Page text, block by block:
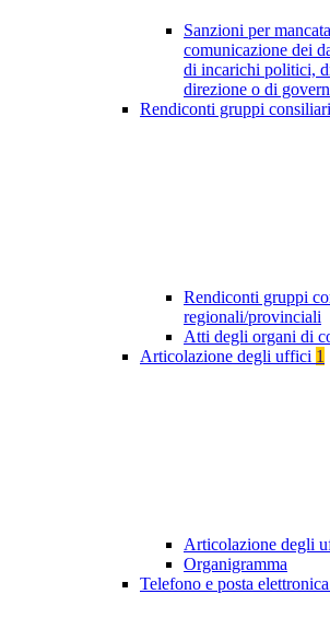
Sanzioni per
comunicazione dei
di incarichi politici,
direzione o di
Rendiconti gruppi
Rendiconti gruppi
regionali/provinciali
Atti degli organi di
Articolazione degli uffici 1
Articolazione degli
Organigramma
Telefono e posta elettronica